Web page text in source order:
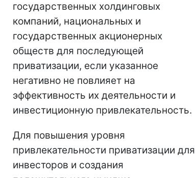
государственных холдинговых
компаний, национальных и
государственных акционерных
обществ для последующей
приватизации, если указанное
негативно не повлияет на
эффективность их деятельности и
инвестиционную привлекательность.
Для повышения уровня
привлекательности приватизации для
инвесторов и создания